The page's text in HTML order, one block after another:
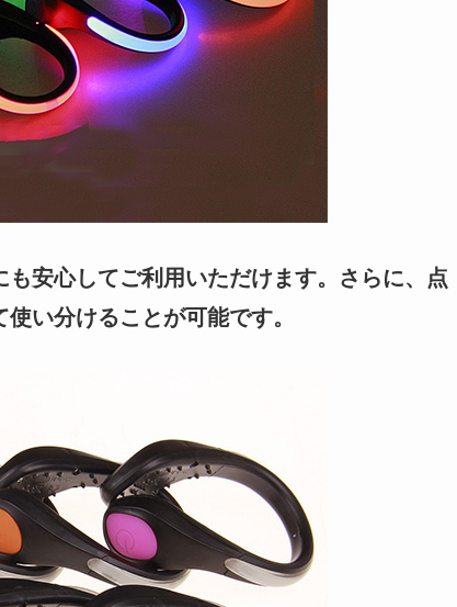
安心してご利用いただけます。さらに、点
い分けることが可能です。